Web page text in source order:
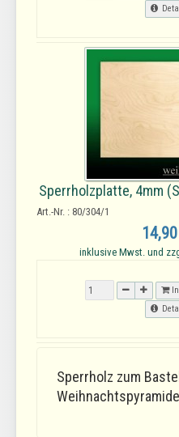
Sperrholzplatte, 4mm
Art.-Nr. : 80/304/1
inklusive Mwst. und
In
Sperrholz zum